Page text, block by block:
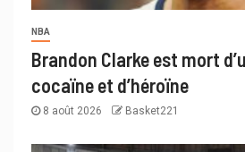
NBA
Brandon Clarke est mort
cocaïne et d’héroïne
8 août 2026 Basket221